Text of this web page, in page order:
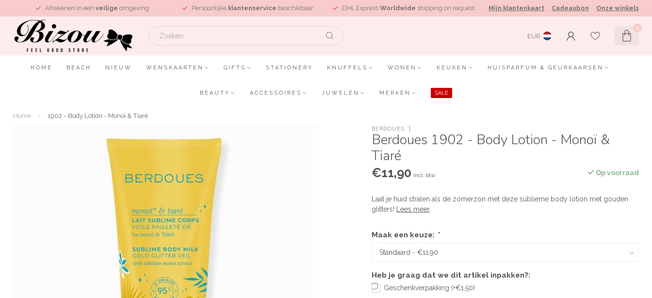
Afrekenen in een veilige omgeving Persoonlijke klantenservice beschikbaar DHL Express Worldwide shipping on request Mijn klantenkaart Cadeaubon Onze winkels
EUR
0
HOME BEACH NIEUW WENSKAARTEN GIFTS STATIONERY KNUFFELS WONEN KEUKEN HUISPARFUM & GEURKAARSEN
BEAUTY ACCESSOIRES JUWELEN MERKEN SALE
Home / 1902 - Body Lotion - Monoï & Tiaré
BERDOUES
Berdoues 1902 - Body Lotion - Monoï &
Tiaré
€11,90 Incl. btw Op voorraad
Laat je huid stralen als de zomerzon met deze sublieme body lotion met gouden
glitters!
Lees meer.
Maak een keuze: *
Heb je graag dat we dit artikel inpakken?:
Geschenkverpakking (+€1,50)